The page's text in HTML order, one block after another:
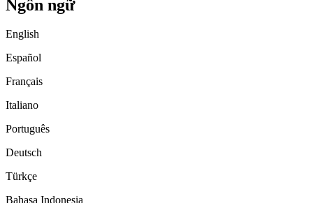
Ngôn ngữ
English
Español
Français
Italiano
Português
Deutsch
Türkçe
Bahasa Indonesia